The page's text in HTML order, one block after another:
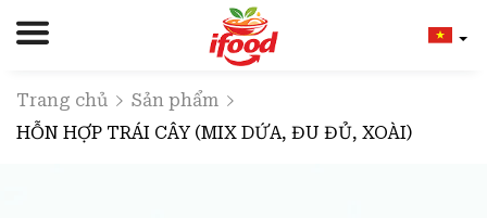
Trang chủ
Sản phẩm
HỖN HỢP TRÁI CÂY (MIX DỨA, ĐU ĐỦ, XOÀI)